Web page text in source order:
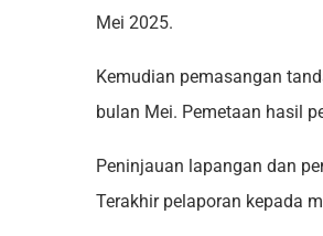
Mei 2025.
Kemudian pemasangan
bulan Mei. Pemetaan hasil
Peninjauan lapangan dan
Terakhir pelaporan kepada